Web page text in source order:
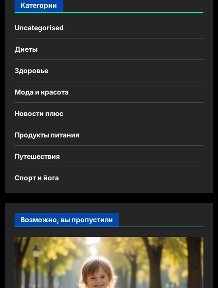
Категории
Uncategorised
Диеты
Здоровье
Мода и красота
Новости плюс
Продукты питания
Путешествия
Спорт и йога
Возможно, вы пропустили